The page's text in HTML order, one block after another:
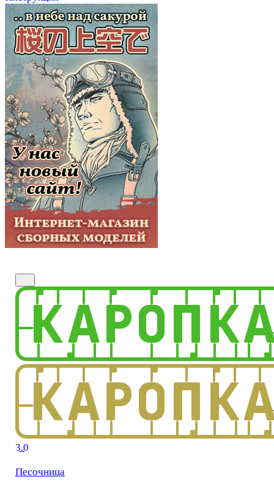
3.0
Песочница